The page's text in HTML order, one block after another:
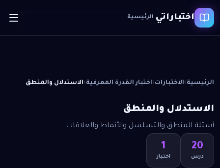
اختباراتي الرئيسية
الرئيسية›الاختبارات›اختبار القدرة المعرفية›الاستدلال والمنطق
الاستدلال والمنطق
أسئلة المنطق والتسلسل والأنماط والعلاقات.
20
درس
1
اختبار